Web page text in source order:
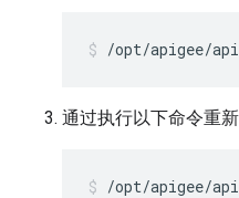
/opt/apigee/
通过执行以下命令重
/opt/apigee/